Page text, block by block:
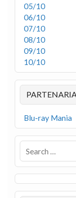
05/10
06/10
07/10
08/10
09/10
10/10
Blu-ray Mania